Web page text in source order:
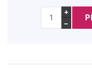
+
−